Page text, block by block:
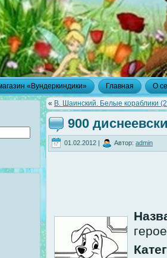
«Вундеркиндики» Главная О
« В. Шаинский. Белые кораблики
900
01.02.2012 | Автор: admin